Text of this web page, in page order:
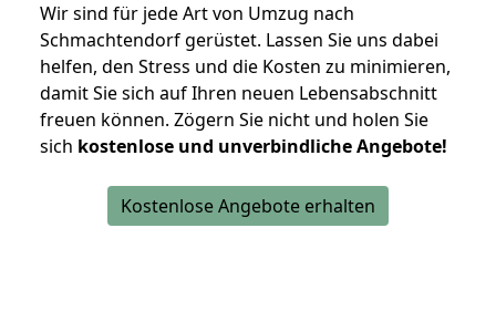
Wir sind für jede Art von Umzug nach
Schmachtendorf gerüstet. Lassen Sie uns dabei
helfen, den Stress und die Kosten zu minimieren,
damit Sie sich auf Ihren neuen Lebensabschnitt
freuen können. Zögern Sie nicht und holen Sie
sich kostenlose und unverbindliche Angebote!
Kostenlose Angebote erhalten